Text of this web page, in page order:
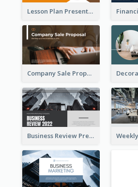
Lesson Plan Presentation
Company Sale Proposal
Business Review Presentations